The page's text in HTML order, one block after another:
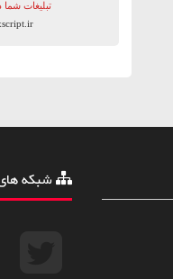
تبلیغات شما
شبکه